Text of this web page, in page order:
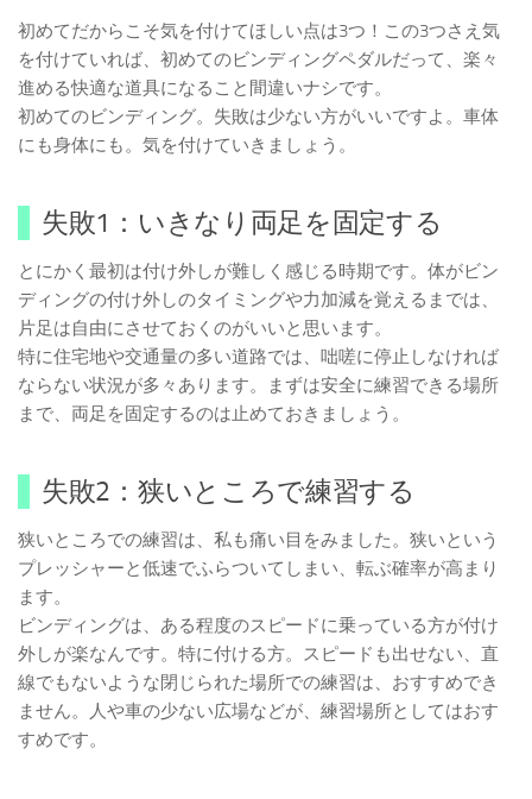
初めてだからこそ気を付けてほしい点は3つ！この3つさえ気
を付けていれば、初めてのビンディングペダルだって、楽々
進める快適な道具になること間違いナシです。
初めてのビンディング。失敗は少ない方がいいですよ。車体
にも身体にも。気を付けていきましょう。
失敗1：いきなり両足を固定する
とにかく最初は付け外しが難しく感じる時期です。体がビン
ディングの付け外しのタイミングや力加減を覚えるまでは、
片足は自由にさせておくのがいいと思います。
特に住宅地や交通量の多い道路では、咄嗟に停止しなければ
ならない状況が多々あります。まずは安全に練習できる場所
まで、両足を固定するのは止めておきましょう。
失敗2：狭いところで練習する
狭いところでの練習は、私も痛い目をみました。狭いという
プレッシャーと低速でふらついてしまい、転ぶ確率が高まり
ます。
ビンディングは、ある程度のスピードに乗っている方が付け
外しが楽なんです。特に付ける方。スピードも出せない、直
線でもないような閉じられた場所での練習は、おすすめでき
ません。人や車の少ない広場などが、練習場所としてはおす
すめです。